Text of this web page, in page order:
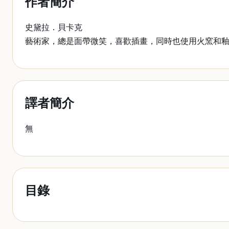
史黛拉．貝卡克
藝術家，總是面帶微笑，喜歡插畫，同時也使用火窯和釉
譯者簡介
無
目錄